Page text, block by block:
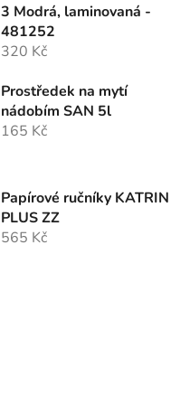
3 Modrá, laminovaná -
481252
320 Kč
Prostředek na mytí
nádobím SAN 5l
165 Kč
Papírové ručníky KATRIN
PLUS ZZ
565 Kč